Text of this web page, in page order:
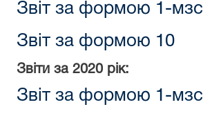
Звіт за формою 1-мзс
Звіт за формою 10
Звіти за 2020 рік:
Звіт за формою 1-мзс